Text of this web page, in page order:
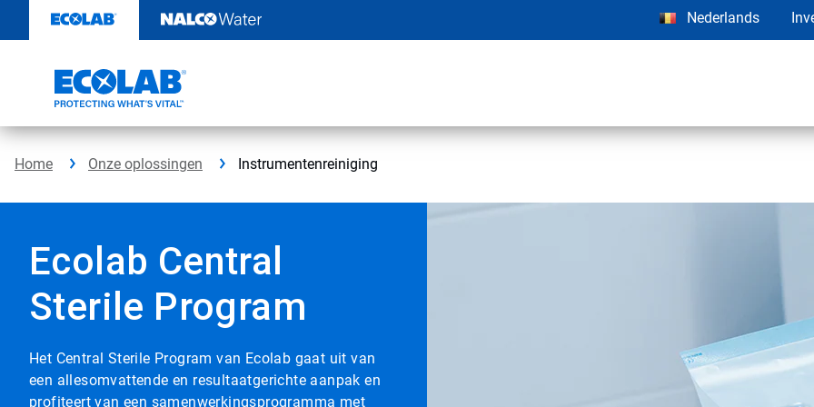
content
Nederlands
Home Onze oplossingen Instrumentenreiniging
Ecolab Central
Sterile Program
Het Central Sterile Program van Ecolab gaat uit van
een allesomvattende en resultaatgerichte aanpak en
profiteert van een samenwerkingsprogramma met